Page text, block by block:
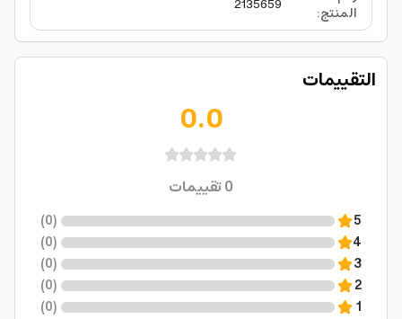
المنتج:
2135659
التقييمات
0.0
0تقييمات
5
(
0
)
4
(
0
)
3
(
0
)
2
(
0
)
1
(
0
)